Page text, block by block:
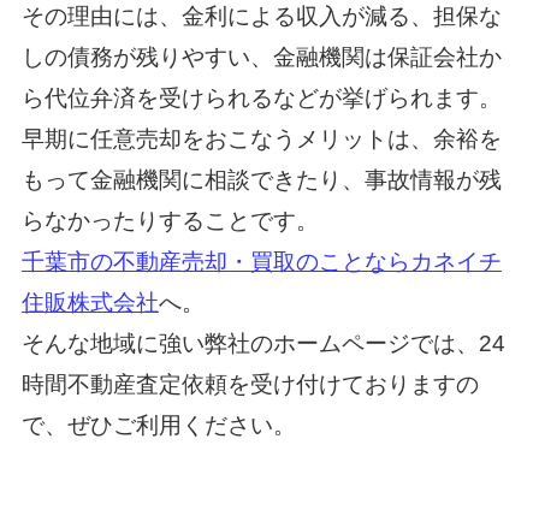
その理由には、金利による収入が減る、担保な
しの債務が残りやすい、金融機関は保証会社か
ら代位弁済を受けられるなどが挙げられます。
早期に任意売却をおこなうメリットは、余裕を
もって金融機関に相談できたり、事故情報が残
らなかったりすることです。
千葉市の不動産売却・買取のことならカネイチ
住販株式会社へ。
そんな地域に強い弊社のホームページでは、24
時間不動産査定依頼を受け付けておりますの
で、ぜひご利用ください。